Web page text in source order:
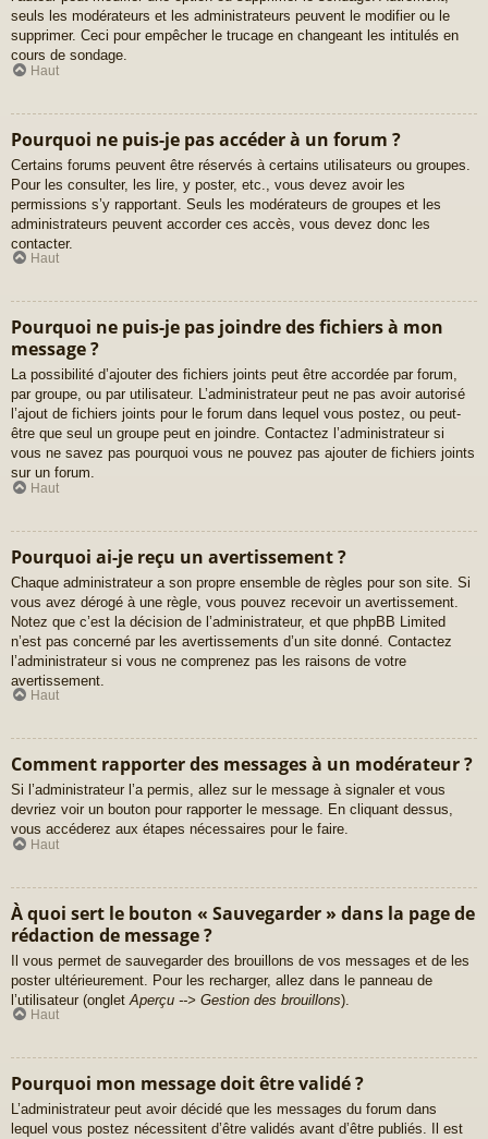
seuls les modérateurs et les administrateurs peuvent le modifier ou le
supprimer. Ceci pour empêcher le trucage en changeant les intitulés en
cours de sondage.
Haut
Pourquoi ne puis-je pas accéder à un forum ?
Certains forums peuvent être réservés à certains utilisateurs ou groupes.
Pour les consulter, les lire, y poster, etc., vous devez avoir les
permissions s’y rapportant. Seuls les modérateurs de groupes et les
administrateurs peuvent accorder ces accès, vous devez donc les
contacter.
Haut
Pourquoi ne puis-je pas joindre des fichiers à mon
message ?
La possibilité d’ajouter des fichiers joints peut être accordée par forum,
par groupe, ou par utilisateur. L’administrateur peut ne pas avoir autorisé
l’ajout de fichiers joints pour le forum dans lequel vous postez, ou peut-
être que seul un groupe peut en joindre. Contactez l’administrateur si
vous ne savez pas pourquoi vous ne pouvez pas ajouter de fichiers joints
sur un forum.
Haut
Pourquoi ai-je reçu un avertissement ?
Chaque administrateur a son propre ensemble de règles pour son site. Si
vous avez dérogé à une règle, vous pouvez recevoir un avertissement.
Notez que c’est la décision de l’administrateur, et que phpBB Limited
n’est pas concerné par les avertissements d’un site donné. Contactez
l’administrateur si vous ne comprenez pas les raisons de votre
avertissement.
Haut
Comment rapporter des messages à un modérateur ?
Si l’administrateur l’a permis, allez sur le message à signaler et vous
devriez voir un bouton pour rapporter le message. En cliquant dessus,
vous accéderez aux étapes nécessaires pour le faire.
Haut
À quoi sert le bouton « Sauvegarder » dans la page de
rédaction de message ?
Il vous permet de sauvegarder des brouillons de vos messages et de les
poster ultérieurement. Pour les recharger, allez dans le panneau de
l’utilisateur (onglet Aperçu --> Gestion des brouillons).
Haut
Pourquoi mon message doit être validé ?
L’administrateur peut avoir décidé que les messages du forum dans
lequel vous postez nécessitent d’être validés avant d’être publiés. Il est